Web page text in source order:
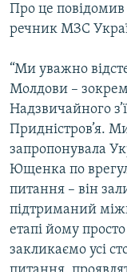
ПОДКАСТИ
РУС
УКР
КТАТ
ДОЛУЧАЙСЯ!
Про це
речник МЗС
“Ми уважно
Молдови –
Надзвичайного
Придністров’я.
запропонувала
Ющенка по
питання – він
підтриманий
етапі йому
закликаємо усі